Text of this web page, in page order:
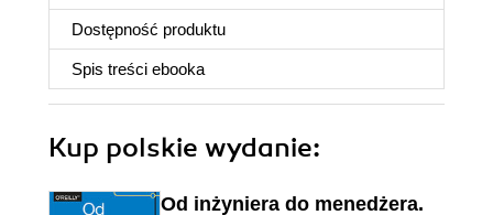
Dostępność produktu
Spis treści ebooka
Kup polskie wydanie:
Od inżyniera do menedżera.